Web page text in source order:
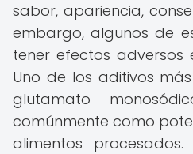
sabor, apariencia,
embargo, algunos de
tener efectos adversos
Uno de los aditivos
glutamato
comúnmente como
alimentos